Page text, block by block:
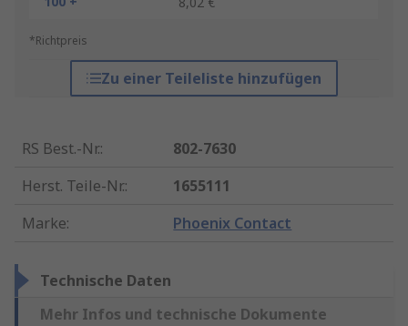
*Richtpreis
Zu einer Teileliste hinzufügen
RS Best.-Nr.:
802-7630
Herst. Teile-Nr.:
1655111
Marke: Phoenix Contact
Technische Daten
Mehr Infos und technische Dokumente